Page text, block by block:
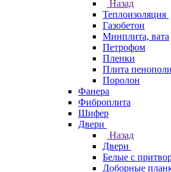
Назад
Теплоизоляция
Газобетон
Минплита, вата
Петрофом
Пленки
Плита
Поролон
Фанера
Фиброплита
Шифер
Двери
Назад
Двери
Белые с
Доборные